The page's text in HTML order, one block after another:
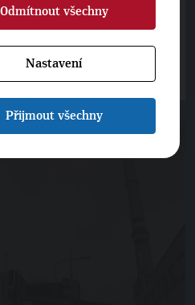
přijalo, určuje místa, ...
Odmítnout všechny
Nastavení
Přijmout všechny